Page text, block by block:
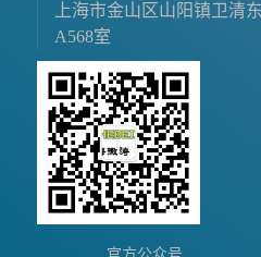
上海市金山区山阳镇卫清
A568室